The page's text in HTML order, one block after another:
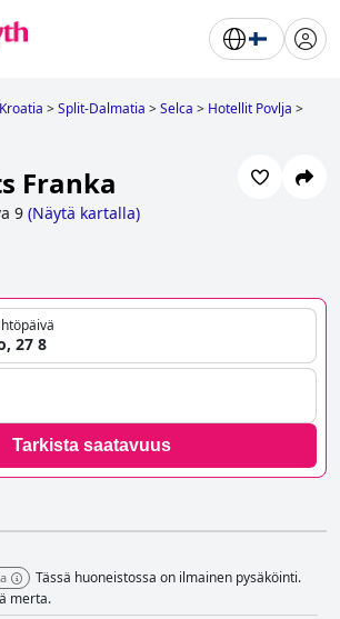
Kroatia >Split-Dalmatia >Selca > Hotellit Povlja >
Franka
9 (Näytä kartalla)
27 8
Tarkista saatavuus
Tässä huoneistossa on ilmainen pysäköinti.
merta.